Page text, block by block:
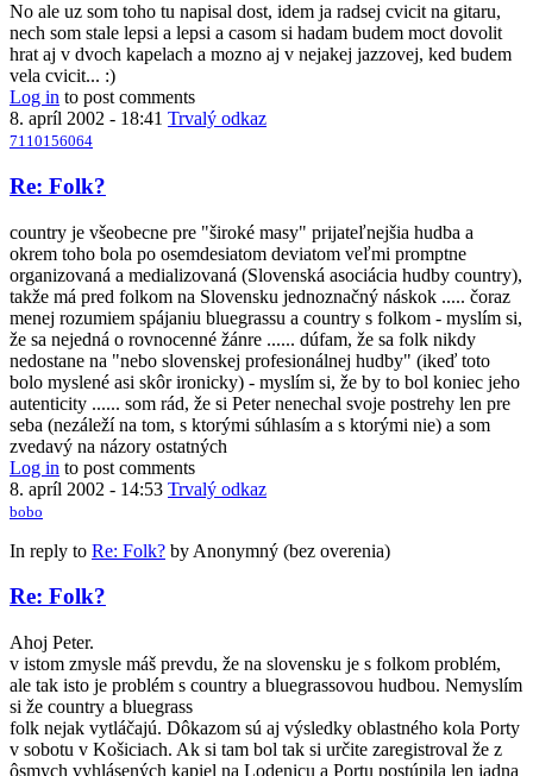
No ale uz som toho tu napisal dost, idem ja radsej cvicit na gitaru,
nech som stale lepsi a lepsi a casom si hadam budem moct dovolit
hrat aj v dvoch kapelach a mozno aj v nejakej jazzovej, ked budem
vela cvicit... :)
Log in to post comments
8. apríl 2002 - 18:41 Trvalý odkaz
7110156064
Re: Folk?
country je všeobecne pre "široké masy" prijateľnejšia hudba a
okrem toho bola po osemdesiatom deviatom veľmi promptne
organizovaná a medializovaná (Slovenská asociácia hudby country),
takže má pred folkom na Slovensku jednoznačný náskok ..... čoraz
menej rozumiem spájaniu bluegrassu a country s folkom - myslím si,
že sa nejedná o rovnocenné žánre ...... dúfam, že sa folk nikdy
nedostane na "nebo slovenskej profesionálnej hudby" (ikeď toto
bolo myslené asi skôr ironicky) - myslím si, že by to bol koniec jeho
autenticity ...... som rád, že si Peter nenechal svoje postrehy len pre
seba (nezáleží na tom, s ktorými súhlasím a s ktorými nie) a som
zvedavý na názory ostatných
Log in to post comments
8. apríl 2002 - 14:53 Trvalý odkaz
bobo
In reply to Re: Folk? by Anonymný (bez overenia)
Re: Folk?
Ahoj Peter.
v istom zmysle máš prevdu, že na slovensku je s folkom problém,
ale tak isto je problém s country a bluegrassovou hudbou. Nemyslím
si že country a bluegrass
folk nejak vytláčajú. Dôkazom sú aj výsledky oblastného kola Porty
v sobotu v Košiciach. Ak si tam bol tak si určite zaregistroval že z
ôsmych vyhlásených kapiel na Lodenicu a Portu postúpila len jadna